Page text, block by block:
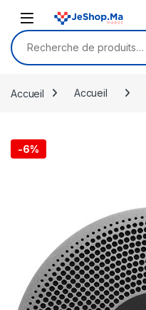
Recherche pour :
Accueil Accueil
-6%